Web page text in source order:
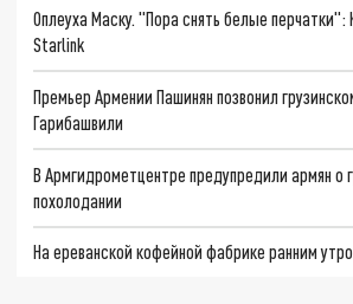
Оплеуха Маску. "Пора снять белые перчатки":
Starlink
Премьер Армении Пашинян позвонил
Гарибашвили
В Армгидрометцентре предупредили армян о
похолодании
На ереванской кофейной фабрике ранним